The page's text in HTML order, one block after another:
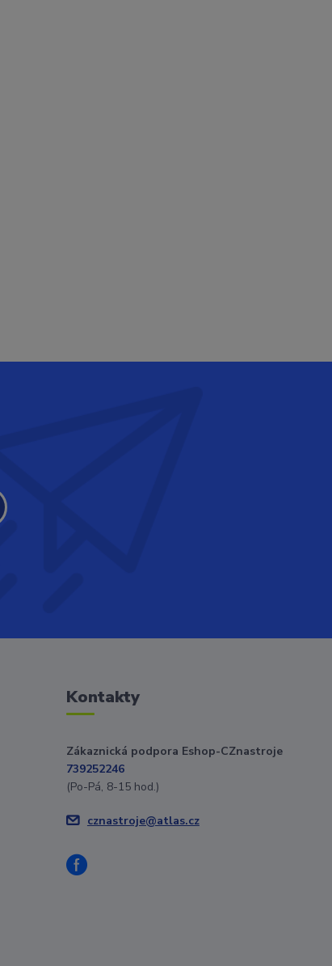
Kontakty
Zákaznická podpora Eshop-CZnastroje
739252246
(Po-Pá, 8-15 hod.)
cznastroje@atlas.cz